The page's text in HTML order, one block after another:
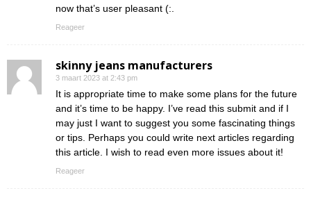
now that’s user pleasant (:.
Reageer
skinny jeans manufacturers
3 maart 2023 at 2:43 pm
It is appropriate time to make some plans for the future
and it’s time to be happy. I’ve read this submit and if I
may just I want to suggest you some fascinating things
or tips. Perhaps you could write next articles regarding
this article. I wish to read even more issues about it!
Reageer